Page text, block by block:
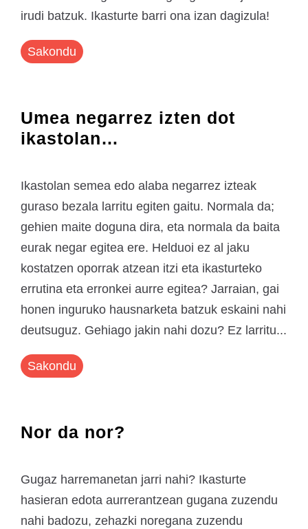
irudi batzuk. Ikasturte barri ona izan dagizula!
Sakondu
Umea negarrez izten dot
ikastolan…
Ikastolan semea edo alaba negarrez izteak
guraso bezala larritu egiten gaitu. Normala da;
gehien maite doguna dira, eta normala da baita
eurak negar egitea ere. Helduoi ez al jaku
kostatzen oporrak atzean itzi eta ikasturteko
errutina eta erronkei aurre egitea? Jarraian, gai
honen inguruko hausnarketa batzuk eskaini nahi
deutsuguz. Gehiago jakin nahi dozu? Ez larritu...
Sakondu
Nor da nor?
Gugaz harremanetan jarri nahi? Ikasturte
hasieran edota aurrerantzean gugana zuzendu
nahi badozu, zehazki noregana zuzendu